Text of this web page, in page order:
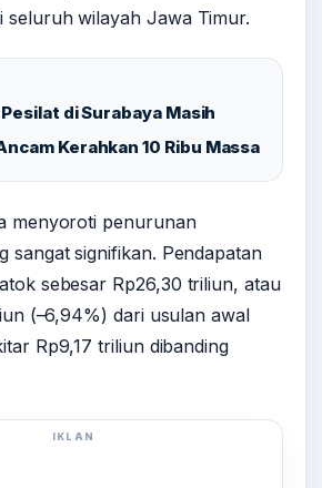
seluruh wilayah Jawa Timur.
di Surabaya Masih
Kerahkan 10 Ribu Massa
menyoroti penurunan
sangat signifikan. Pendapatan
sebesar Rp26,30 triliun, atau
(–6,94%) dari usulan awal
Rp9,17 triliun dibanding
IKLAN